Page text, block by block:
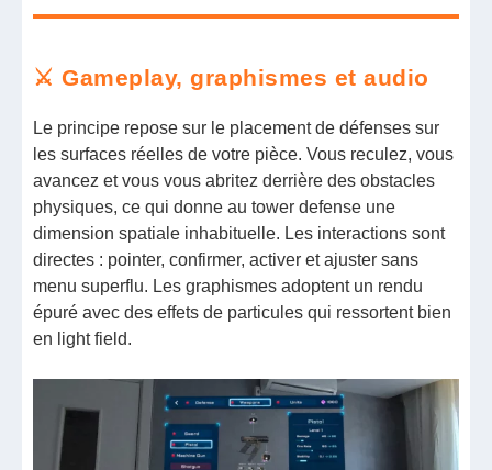
⚔️ Gameplay, graphismes et audio
Le principe repose sur le placement de défenses sur
les surfaces réelles de votre pièce. Vous reculez, vous
avancez et vous vous abritez derrière des obstacles
physiques, ce qui donne au tower defense une
dimension spatiale inhabituelle. Les interactions sont
directes : pointer, confirmer, activer et ajuster sans
menu superflu. Les graphismes adoptent un rendu
épuré avec des effets de particules qui ressortent bien
en light field.